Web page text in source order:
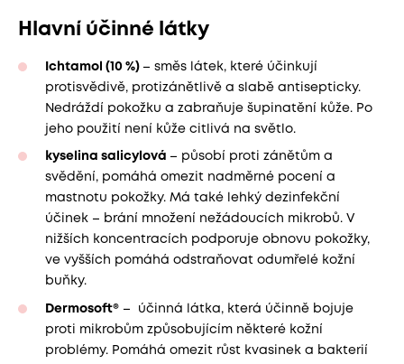
Hlavní účinné látky
Ichtamol (10 %) – směs látek, které účinkují
protisvědivě, protizánětlivě a slabě antisepticky.
Nedráždí pokožku a zabraňuje šupinatění kůže. Po
jeho použití není kůže citlivá na světlo.
kyselina salicylová – působí proti zánětům a
svědění, pomáhá omezit nadměrné pocení a
mastnotu pokožky. Má také lehký dezinfekční
účinek – brání množení nežádoucích mikrobů. V
nižších koncentracích podporuje obnovu pokožky,
ve vyšších pomáhá odstraňovat odumřelé kožní
buňky.
Dermosoft® – účinná látka, která účinně bojuje
proti mikrobům způsobujícím některé kožní
problémy. Pomáhá omezit růst kvasinek a bakterií